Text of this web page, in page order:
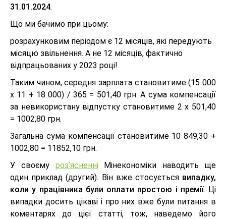
31.01.2024.
Що ми бачимо при цьому:
розрахунковим періодом є 12 місяців, які передують
місяцю звільнення. А не 12 місяців, фактично
відпрацьованих у 2023 році!
Таким чином, середня зарплата становитиме (15 000
х 11 + 18 000) / 365 = 501,40 грн. А сума компенсації
за невикористану відпустку становитиме 2 х 501,40
= 1002,80 грн.
Загальна сума компенсації становитиме 10 849,30 +
1002,80 = 11852,10 грн.
У своєму роз’ясненніМінекономіки наводить ще
один приклад (другий). Він вже стосується випадку,
коли у працівника були оплати простою і премії. Ці
випадки досить цікаві і про них вже були питання в
коментарях до цієї статті, тож, наведемо його